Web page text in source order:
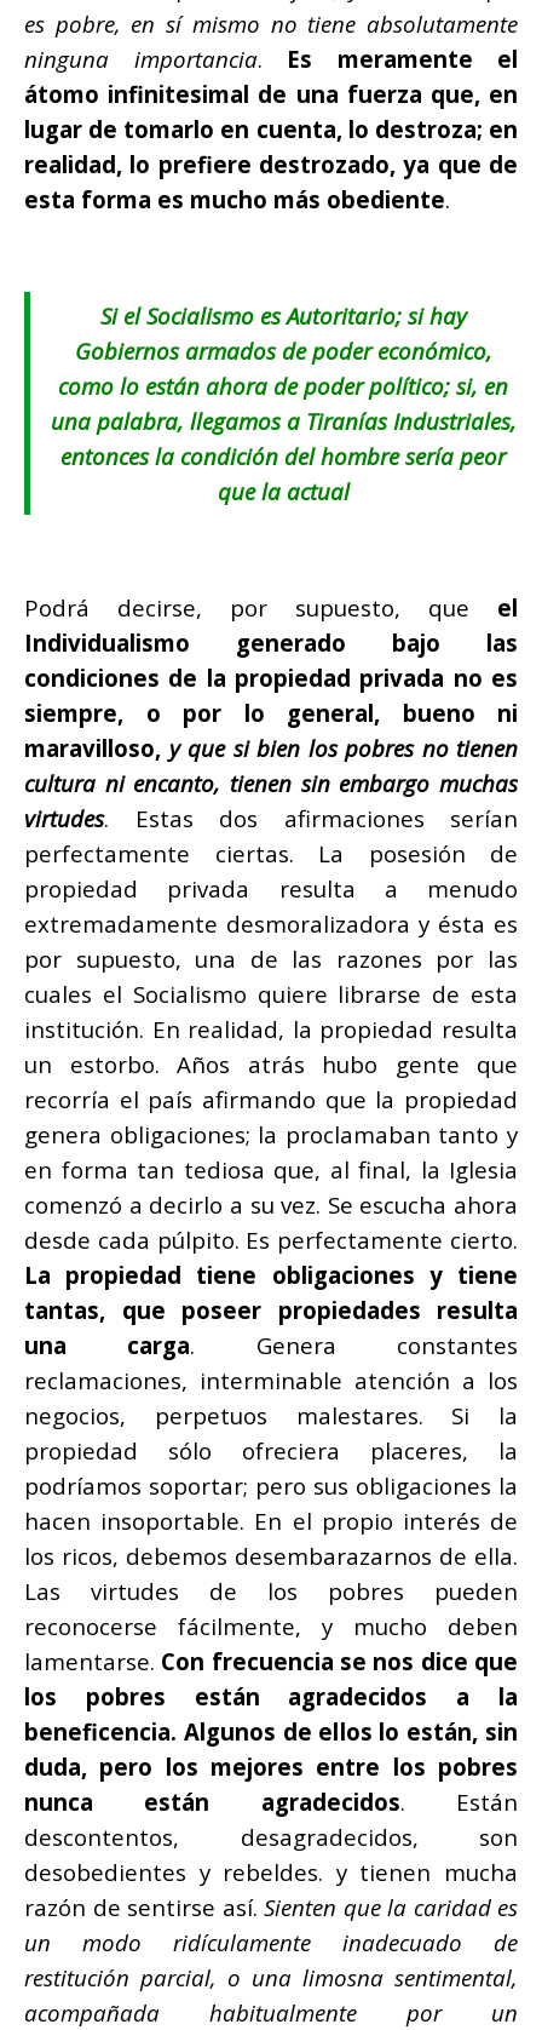
es pobre, en sí mismo no tiene absolutamente
ninguna importancia. Es meramente el
átomo infinitesimal de una fuerza que, en
lugar de tomarlo en cuenta, lo destroza; en
realidad, lo prefiere destrozado, ya que de
esta forma es mucho más obediente.
Si el Socialismo es Autoritario; si hay
Gobiernos armados de poder económico,
como lo están ahora de poder político; si, en
una palabra, llegamos a Tiranías Industriales,
entonces la condición del hombre sería peor
que la actual
Podrá decirse, por supuesto, que el
Individualismo generado bajo las
condiciones de la propiedad privada no es
siempre, o por lo general, bueno ni
maravilloso, y que si bien los pobres no tienen
cultura ni encanto, tienen sin embargo muchas
virtudes. Estas dos afirmaciones serían
perfectamente ciertas. La posesión de
propiedad privada resulta a menudo
extremadamente desmoralizadora y ésta es
por supuesto, una de las razones por las
cuales el Socialismo quiere librarse de esta
institución. En realidad, la propiedad resulta
un estorbo. Años atrás hubo gente que
recorría el país afirmando que la propiedad
genera obligaciones; la proclamaban tanto y
en forma tan tediosa que, al final, la Iglesia
comenzó a decirlo a su vez. Se escucha ahora
desde cada púlpito. Es perfectamente cierto.
La propiedad tiene obligaciones y tiene
tantas, que poseer propiedades resulta
una carga. Genera constantes
reclamaciones, interminable atención a los
negocios, perpetuos malestares. Si la
propiedad sólo ofreciera placeres, la
podríamos soportar; pero sus obligaciones la
hacen insoportable. En el propio interés de
los ricos, debemos desembarazarnos de ella.
Las virtudes de los pobres pueden
reconocerse fácilmente, y mucho deben
lamentarse. Con frecuencia se nos dice que
los pobres están agradecidos a la
beneficencia. Algunos de ellos lo están, sin
duda, pero los mejores entre los pobres
nunca están agradecidos. Están
descontentos, desagradecidos, son
desobedientes y rebeldes. y tienen mucha
razón de sentirse así. Sienten que la caridad es
un modo ridículamente inadecuado de
restitución parcial, o una limosna sentimental,
acompañada habitualmente por un